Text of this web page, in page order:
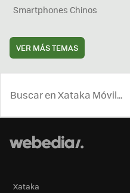
Smartphones Chinos
VER MÁS TEMAS
Xataka